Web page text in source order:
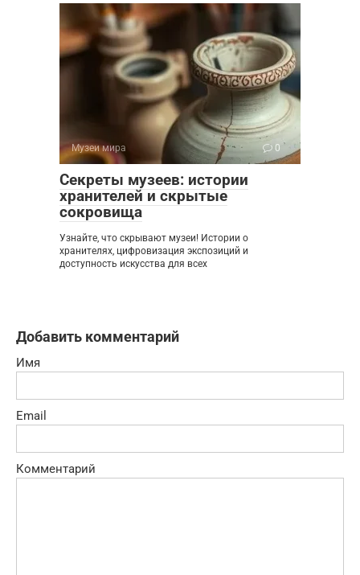
Музеи мира 0
Секреты музеев: истории
хранителей и скрытые
сокровища
Узнайте, что скрывают музеи! Истории о
хранителях, цифровизация экспозиций и
доступность искусства для всех
Добавить комментарий
Имя
Email
Комментарий